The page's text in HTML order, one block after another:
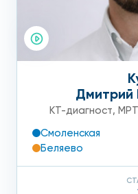
Дмитрий
КТ-диагност,
Смоленская
Беляево